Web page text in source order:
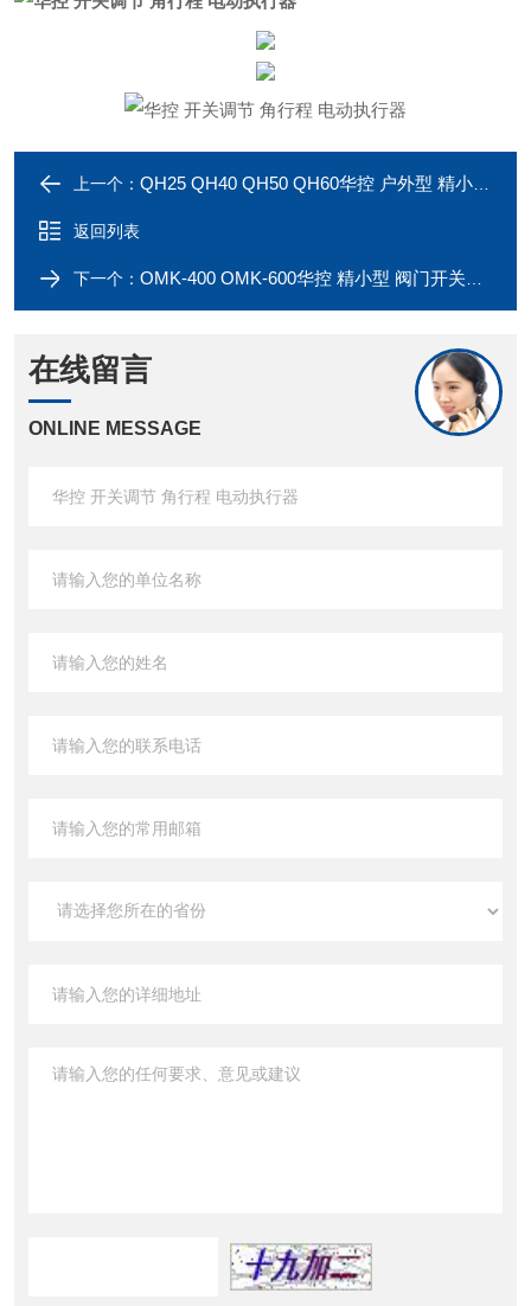
上一个： QH25 QH40 QH50 QH60华控 户外型 精小型 电动球阀执行器
返回列表
下一个： OMK-400 OMK-600华控 精小型 阀门开关控制 电动执行器
在线留言
ONLINE MESSAGE